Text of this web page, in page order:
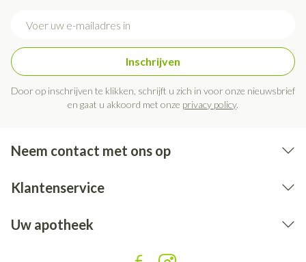
Inschrijven
Door op inschrijven te klikken, schrijft u zich in voor onze nieuwsbrief
en gaat u akkoord met onze privacy policy.
Neem contact met ons op
Klantenservice
Uw apotheek